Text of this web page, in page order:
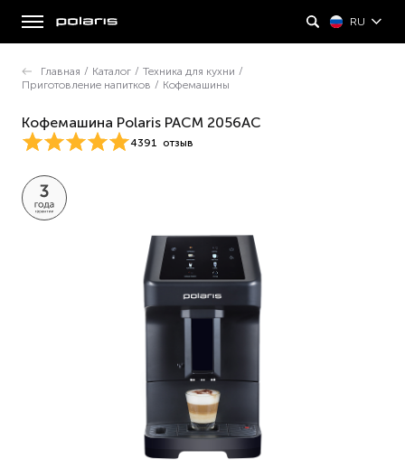
RU
Главная / Каталог / Техника для кухни /
Приготовление напитков / Кофемашины
Кофемашина Polaris PACM 2056AC
4391 отзыв